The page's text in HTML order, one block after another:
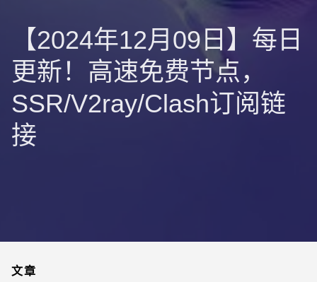
【2024年12月09日】每日
更新！高速免费节点，
SSR/V2ray/Clash订阅链
接
文章